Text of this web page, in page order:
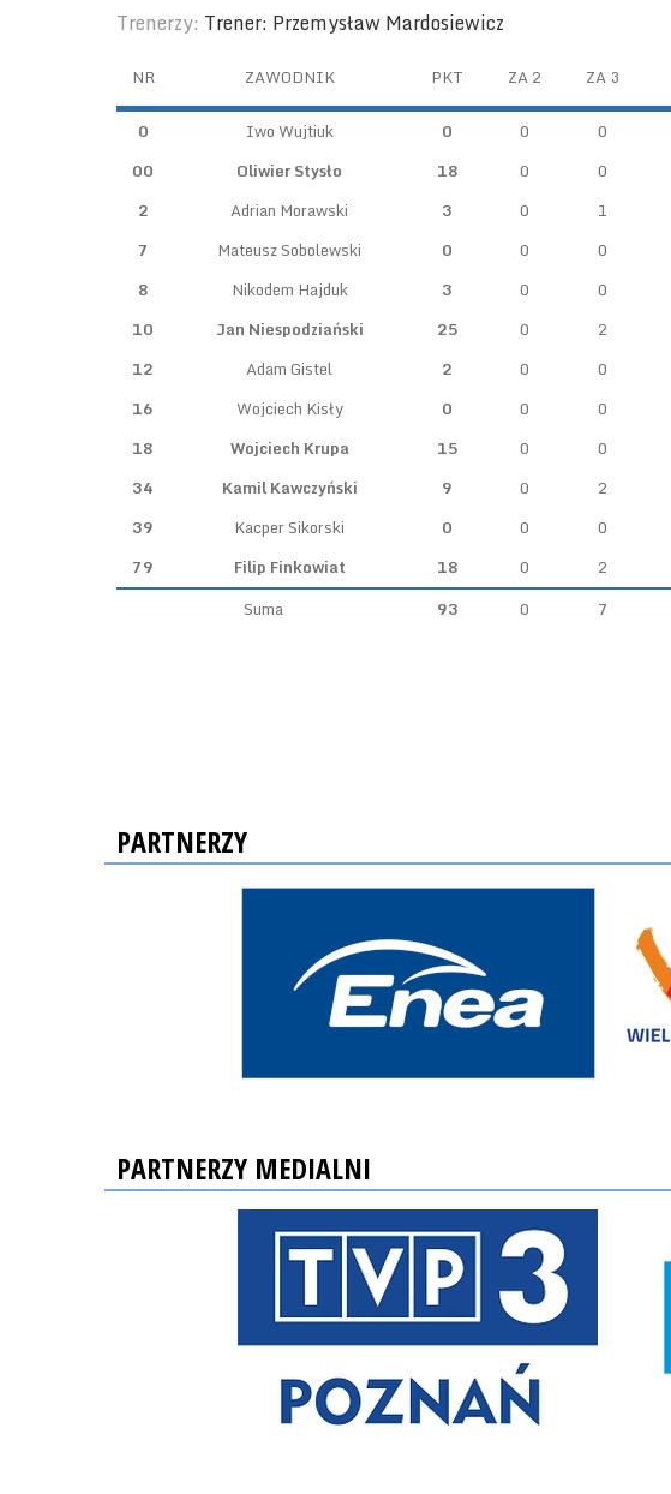
Trenerzy: Trener: Przemysław Mardosiewicz
NR ZAWODNIK PKT ZA 2 ZA 3
0 Iwo Wujtiuk 0 0
0
00
Oliwier Stysło 18 0 0
2
Adrian Morawski 3 0
1
7
Mateusz Sobolewski 0 0
0
8
Nikodem Hajduk 3 0 0
10
Jan Niespodziański 25 0 2
12
Adam Gistel 2 0 0
16
Wojciech Kisły 0 0
0
18
Wojciech Krupa 15 0 0
34
Kamil Kawczyński 9 0 2
39
Kacper Sikorski 0 0
0
79
Filip Finkowiat 18 0
2
Suma
93 0 7
PARTNERZY
PARTNERZY MEDIALNI